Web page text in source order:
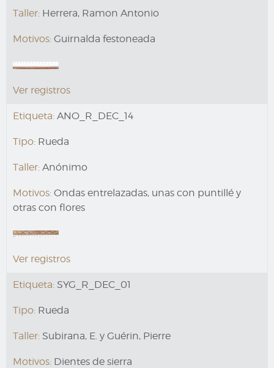
Taller: Herrera, Ramon Antonio
Motivos: Guirnalda festoneada
Ver registros
Etiqueta: ANO_R_DEC_14
Tipo: Rueda
Taller: Anónimo
Motivos: Ondas entrelazadas, unas con puntillé y
otras con flores
Ver registros
Etiqueta: SYG_R_DEC_01
Tipo: Rueda
Taller: Subirana, E. y Guérin, Pierre
Motivos: Dientes de sierra